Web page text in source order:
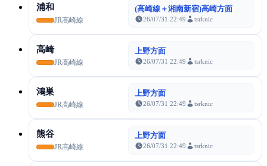
浦和
JR高崎線
(高崎線＋湘南新宿)高崎方面
26/07/31 22:49 tsrknic
高崎
JR高崎線
上野方面
26/07/31 22:49 tsrknic
鴻巣
JR高崎線
上野方面
26/07/31 22:49 tsrknic
熊谷
JR高崎線
上野方面
26/07/31 22:49 tsrknic